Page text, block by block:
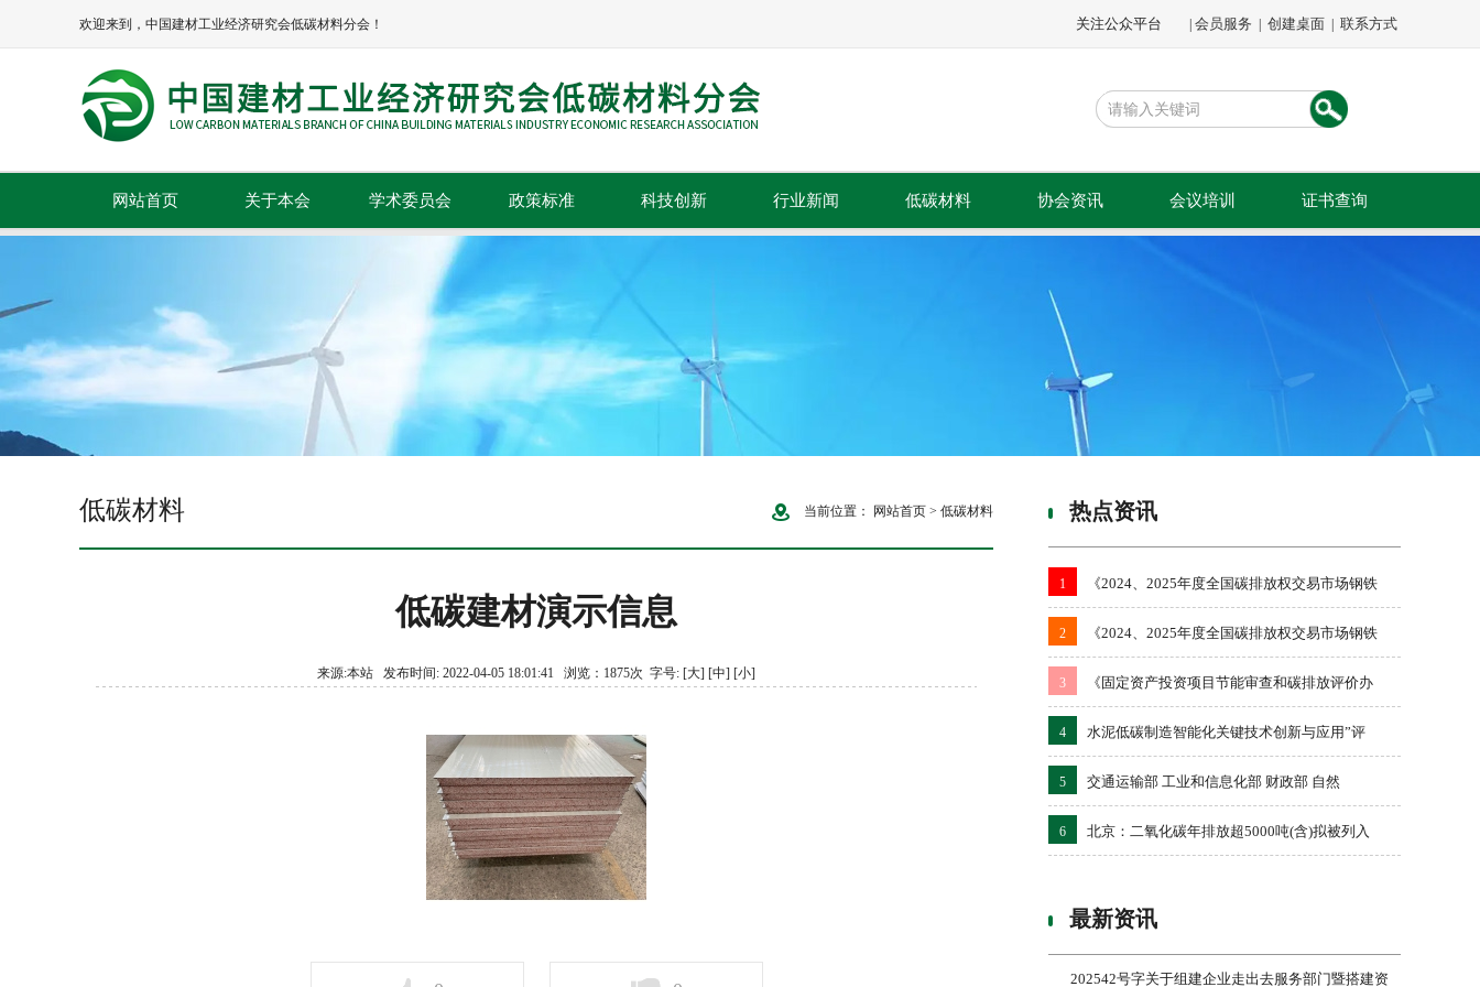
欢迎来到，中国建材工业经济研究会低碳材料分会！ 关注公众平台 会员服务 创建桌面 联系方式
网站首页 关于本会
协会领导
学术委员会 政策标准
标准规范
科技创新 行业新闻
行业信息
低碳材料 协会资讯
公示公告
会员动态
会员活动
会议培训 证书查询
低碳材料 当前位置： 网站首页 > 低碳材料
低碳建材演示信息
来源:本站 发布时间: 2022-04-05 18:01:41 浏览：1875次 字号: [大] [中] [小]
热点资讯
1 《2024、2025年度全国碳排放权交易市场钢铁
2 《2024、2025年度全国碳排放权交易市场钢铁
3 《固定资产投资项目节能审查和碳排放评价办
4 水泥低碳制造智能化关键技术创新与应用”评
5 交通运输部 工业和信息化部 财政部 自然
6 北京：二氧化碳年排放超5000吨(含)拟被列入
最新资讯
202542号字关于组建企业走出去服务部门暨搭建资